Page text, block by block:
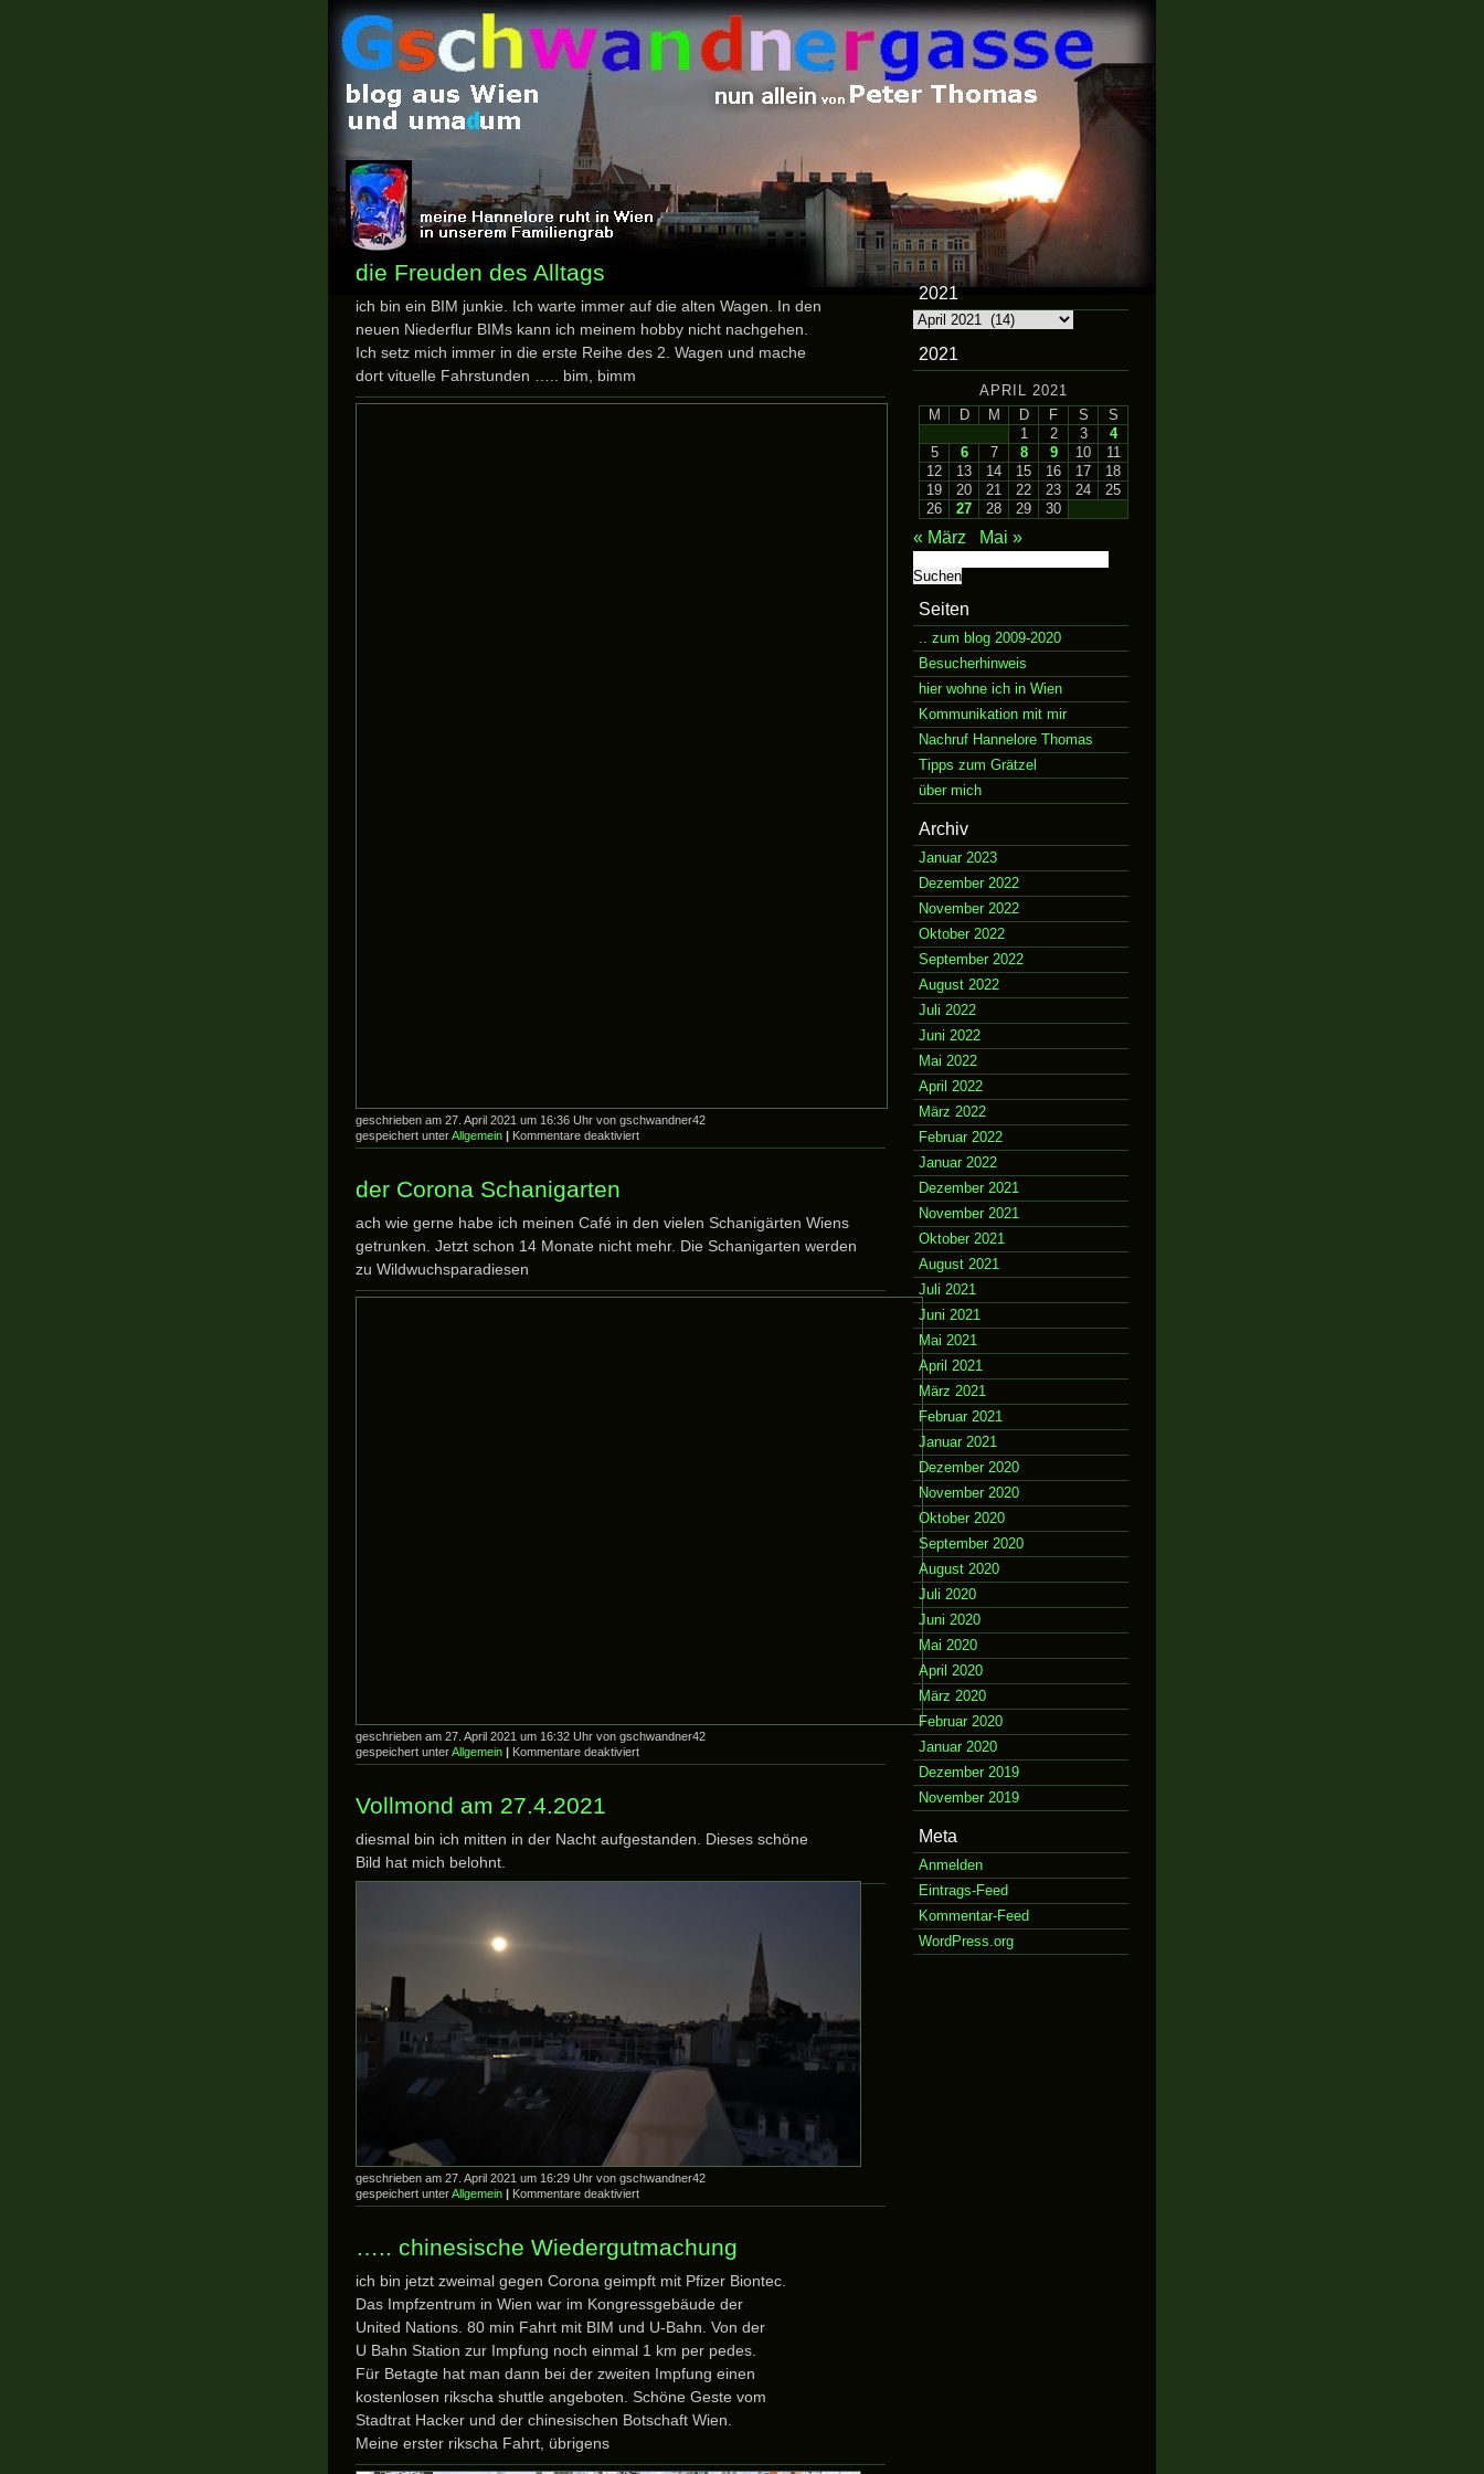
die Freuden des Alltags
ich bin ein BIM junkie. Ich warte immer auf die alten Wagen. In den
neuen Niederflur BIMs kann ich meinem hobby nicht nachgehen.
Ich setz mich immer in die erste Reihe des 2. Wagen und mache
dort vituelle Fahrstunden ….. bim, bimm
geschrieben am 27. April 2021 um 16:36 Uhr von gschwandner42
gespeichert unterAllgemein | Kommentare deaktiviertfür
die
der Corona Schanigarten
ach wie gerne habe ich meinen Café in den vielen Schanigärten Wiens
getrunken. Jetzt schon 14 Monate nicht mehr. Die Schanigarten werden
zu Wildwuchsparadiesen
geschrieben am 27. April 2021 um 16:32 Uhr von gschwandner42
gespeichert unterAllgemein | Kommentare deaktiviertfür
der
Vollmond am 27.4.2021
diesmal bin ich mitten in der Nacht aufgestanden. Dieses schöne
Bild hat mich belohnt.
geschrieben am 27. April 2021 um 16:29 Uhr von gschwandner42
gespeichert unterAllgemein | Kommentare deaktiviertfür
Vollmond
27.4.2021
….. chinesische Wiedergutmachung
ich bin jetzt zweimal gegen Corona geimpft mit Pfizer Biontec.
Das Impfzentrum in Wien war im Kongressgebäude der
United Nations. 80 min Fahrt mit BIM und U-Bahn. Von der
U Bahn Station zur Impfung noch einmal 1 km per pedes.
Für Betagte hat man dann bei der zweiten Impfung einen
kostenlosen rikscha shuttle angeboten. Schöne Geste vom
Stadtrat Hacker und der chinesischen Botschaft Wien.
Meine erster rikscha Fahrt, übrigens
2021
2021
2021
APRIL 2021
M
D M D F S
S
1
2 3
4
5
6 7 8 9 10
11
12
13 14 15 16 17
18
19
20 21 22 23 24
25
26
27 28 29 30
« März
Mai »
nach:
Seiten
.. zum blog 2009-2020
Besucherhinweis
hier wohne ich in Wien
Kommunikation mit mir
Nachruf Hannelore Thomas
Tipps zum Grätzel
über mich
Archiv
Januar 2023
Dezember 2022
November 2022
Oktober 2022
September 2022
August 2022
Juli 2022
Juni 2022
Mai 2022
April 2022
März 2022
Februar 2022
Januar 2022
Dezember 2021
November 2021
Oktober 2021
August 2021
Juli 2021
Juni 2021
Mai 2021
April 2021
März 2021
Februar 2021
Januar 2021
Dezember 2020
November 2020
Oktober 2020
September 2020
August 2020
Juli 2020
Juni 2020
Mai 2020
April 2020
März 2020
Februar 2020
Januar 2020
Dezember 2019
November 2019
Meta
Anmelden
Eintrags-Feed
Kommentar-Feed
WordPress.org